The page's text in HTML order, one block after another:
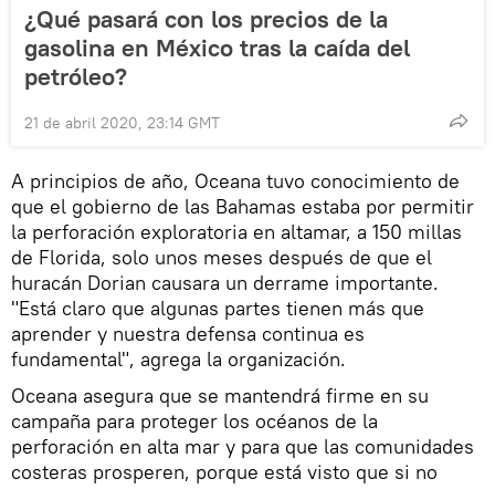
¿Qué pasará con los precios de la
gasolina en México tras la caída del
petróleo?
21 de abril 2020, 23:14 GMT
A principios de año, Oceana tuvo conocimiento de
que el gobierno de las Bahamas estaba por permitir
la perforación exploratoria en altamar, a 150 millas
de Florida, solo unos meses después de que el
huracán Dorian causara un derrame importante.
"Está claro que algunas partes tienen más que
aprender y nuestra defensa continua es
fundamental", agrega la organización.
Oceana asegura que se mantendrá firme en su
campaña para proteger los océanos de la
perforación en alta mar y para que las comunidades
costeras prosperen, porque está visto que si no